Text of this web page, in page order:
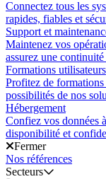
Connectez tous les
rapides, fiables et
Support et
Maintenez vos
assurez une
Formations utilisateurs
Profitez de formations
possibilités de nos
Hébergement
Confiez vos données
disponibilité et
Fermer
Nos références
Secteurs